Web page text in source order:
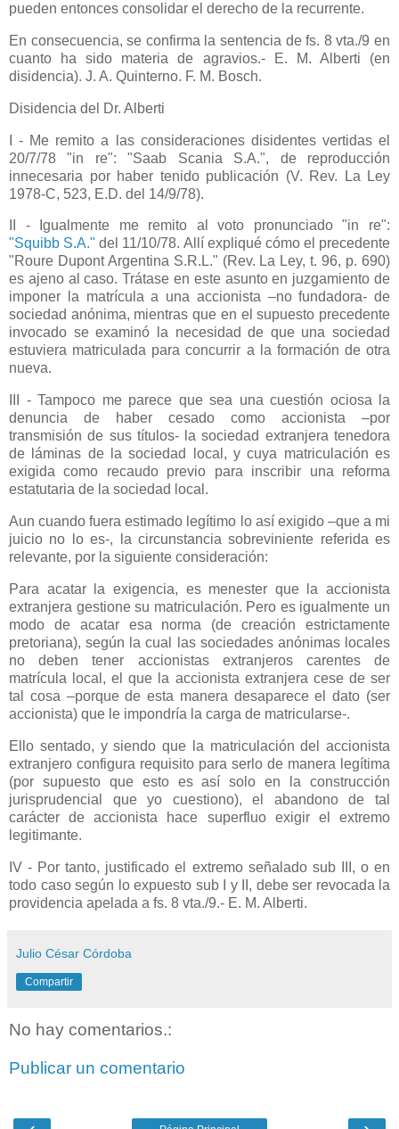
pueden entonces consolidar el derecho de la recurrente.
En consecuencia, se confirma la sentencia de fs. 8 vta./9 en
cuanto ha sido materia de agravios.- E. M. Alberti (en
disidencia). J. A. Quinterno. F. M. Bosch.
Disidencia del Dr. Alberti
I - Me remito a las consideraciones disidentes vertidas el
20/7/78 "in re": "Saab Scania S.A.", de reproducción
innecesaria por haber tenido publicación (V. Rev. La Ley
1978-C, 523, E.D. del 14/9/78).
II - Igualmente me remito al voto pronunciado "in re":
"Squibb S.A." del 11/10/78. Allí expliqué cómo el precedente
"Roure Dupont Argentina S.R.L." (Rev. La Ley, t. 96, p. 690)
es ajeno al caso. Trátase en este asunto en juzgamiento de
imponer la matrícula a una accionista –no fundadora- de
sociedad anónima, mientras que en el supuesto precedente
invocado se examinó la necesidad de que una sociedad
estuviera matriculada para concurrir a la formación de otra
nueva.
III - Tampoco me parece que sea una cuestión ociosa la
denuncia de haber cesado como accionista –por
transmisión de sus títulos- la sociedad extranjera tenedora
de láminas de la sociedad local, y cuya matriculación es
exigida como recaudo previo para inscribir una reforma
estatutaria de la sociedad local.
Aun cuando fuera estimado legítimo lo así exigido –que a mi
juicio no lo es-, la circunstancia sobreviniente referida es
relevante, por la siguiente consideración:
Para acatar la exigencia, es menester que la accionista
extranjera gestione su matriculación. Pero es igualmente un
modo de acatar esa norma (de creación estrictamente
pretoriana), según la cual las sociedades anónimas locales
no deben tener accionistas extranjeros carentes de
matrícula local, el que la accionista extranjera cese de ser
tal cosa –porque de esta manera desaparece el dato (ser
accionista) que le impondría la carga de matricularse-.
Ello sentado, y siendo que la matriculación del accionista
extranjero configura requisito para serlo de manera legítima
(por supuesto que esto es así solo en la construcción
jurisprudencial que yo cuestiono), el abandono de tal
carácter de accionista hace superfluo exigir el extremo
legitimante.
IV - Por tanto, justificado el extremo señalado sub III, o en
todo caso según lo expuesto sub I y II, debe ser revocada la
providencia apelada a fs. 8 vta./9.- E. M. Alberti.
Julio César Córdoba
Compartir
No hay comentarios.:
Publicar un comentario